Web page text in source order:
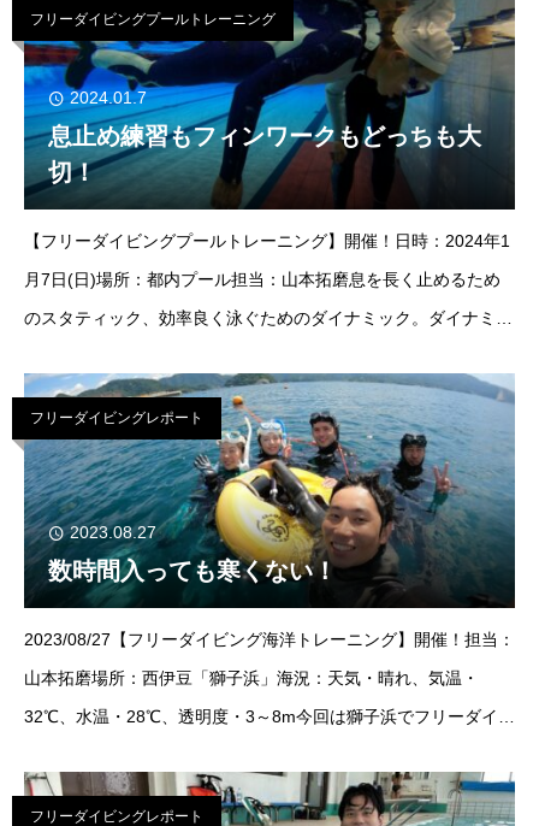
フリーダイビングプールトレーニング
2024.01.7
息止め練習もフィンワークもどっちも大
切！
【フリーダイビングプールトレーニング】開催！日時：2024年1
月7日(日)場所：都内プール担当：山本拓磨息を長く止めるため
のスタティック、効率良く泳ぐためのダイナミック。ダイナミッ
同じくらい大切です
フリーダイビングレポート
2023.08.27
数時間入っても寒くない！
2023/08/27【フリーダイビング海洋トレーニング】開催！担当：
山本拓磨場所：西伊豆「獅子浜」海況：天気・晴れ、気温・
32℃、水温・28℃、透明度・3～8m今回は獅子浜でフリーダイビ
さを感
フリーダイビングレポート